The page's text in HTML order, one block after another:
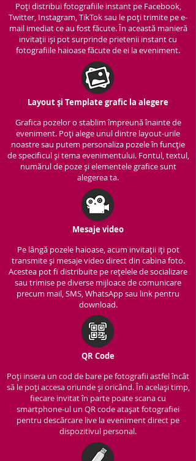
Poți distribui fotografiile instant pe Facebook,
Twitter, Instagram, TikTok sau le poți trimite pe e-
mail imediat ce au fost făcute. În această manieră
invitații iși pot surprinde prietenii instant cu
fotografiile haioase făcute de ei la eveniment.
Layout și Template grafic la alegere
Grafica pozelor o stablim împreună înainte de
eveniment. Poți alege unul dintre layout-urile
noastre sau putem personaliza pozele în funcție
de specificul și tema evenimentului. Fontul, textul,
numărul de poze și elementele grafice sunt
alegerea ta.
Mesaje video
Pe lângă pozele haioase, acum invitații iți pot
transmite și mesaje video direct din cabina foto.
Acestea pot fi distribuite pe rețelele de socializare
sau trimise pe diverse mijloace de comunicare
precum mail, SMS, WhatsApp sau link pentru
download.
QR Code
Poți insera un cod de bare pe fotografii astfel încât
să le poți accesa oriunde și oricând. În același timp,
fiecare invitat în parte poate scana cu
smartphone-ul un QR code atașat fotografiei
pentru descărcare live la eveniment direct pe
dispozitivul personal.